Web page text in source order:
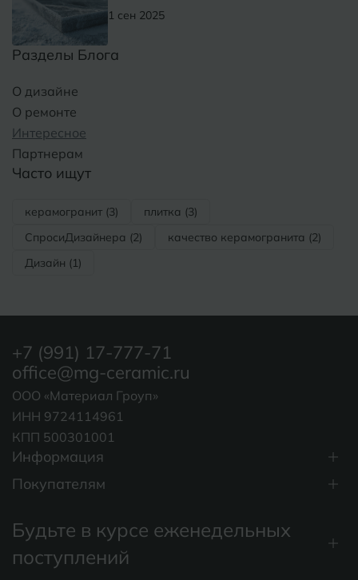
1 сен 2025
Разделы Блога
О дизайне
О ремонте
Интересное
Партнерам
Часто ищут
керамогранит (3)
плитка (3)
СпросиДизайнера (2)
качество керамогранита (2)
Дизайн (1)
Информация
Покупателям
+7 (991) 17-777-71
office@mg-ceramic.ru
ООО «Материал Гроуп»
ИНН 9724114961
КПП 500301001
Будьте в курсе еженедельных
поступлений